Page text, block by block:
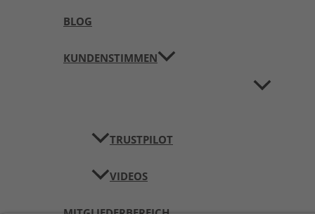
BLOG
KUNDENSTIMMEN
TRUSTPILOT
VIDEOS